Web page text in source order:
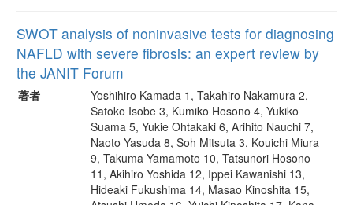
SWOT analysis of noninvasive tests for diagnosing
NAFLD with severe fibrosis: an expert review by
the JANIT Forum
著者
Yoshihiro Kamada 1, Takahiro Nakamura 2,
Satoko Isobe 3, Kumiko Hosono 4, Yukiko
Suama 5, Yukie Ohtakaki 6, Arihito Nauchi 7,
Naoto Yasuda 8, Soh Mitsuta 3, Kouichi Miura
9, Takuma Yamamoto 10, Tatsunori Hosono
11, Akihiro Yoshida 12, Ippei Kawanishi 13,
Hideaki Fukushima 14, Masao Kinoshita 15,